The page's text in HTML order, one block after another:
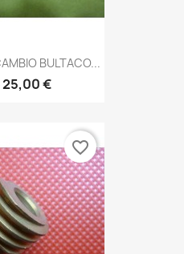
BULTACO...
25,00 €
favorite_border